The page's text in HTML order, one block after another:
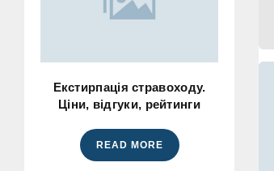
Екстирпація стравоходу.
Ціни, відгуки, рейтинги
READ MORE